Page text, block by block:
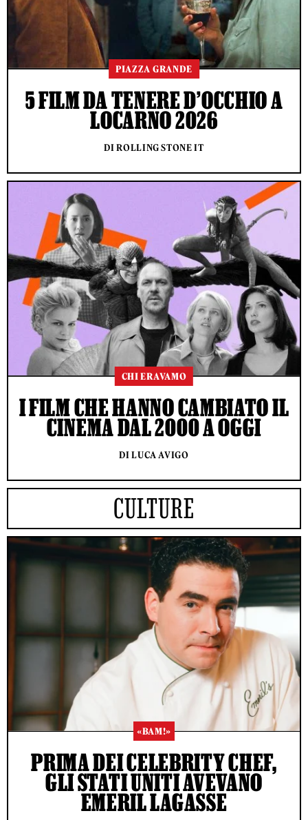
PIAZZA GRANDE
5 FILM DA TENERE D’OCCHIO A
LOCARNO 2026
DI ROLLING STONE IT
CHI ERAVAMO
I FILM CHE HANNO CAMBIATO IL
CINEMA DAL 2000 A OGGI
DI LUCA AVIGO
CULTURE
«BAM!»
PRIMA DEI CELEBRITY CHEF,
GLI STATI UNITI AVEVANO
EMERIL LAGASSE